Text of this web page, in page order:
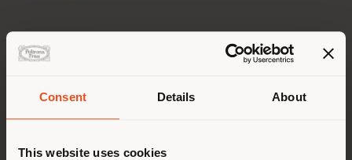
Consent Details About
This website uses cookies
KONTAKTE
Telefon +33.478.607.141
EINEN TERMIN ANFRAGEN